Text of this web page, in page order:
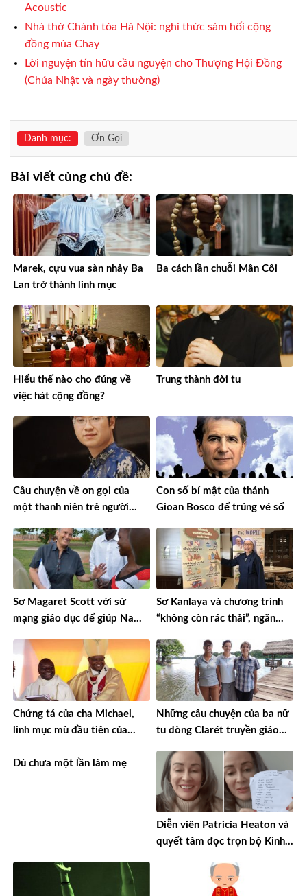
Acoustic
Nhà thờ Chánh tòa Hà Nội: nghi thức sám hối cộng
đồng mùa Chay
Lời nguyện tín hữu cầu nguyện cho Thượng Hội Đồng
(Chúa Nhật và ngày thường)
Danh mục: Ơn Gọi
Bài viết cùng chủ đề:
Marek, cựu vua sàn nhảy Ba
Lan trở thành linh mục
Ba cách lần chuỗi Mân Côi
Hiểu thế nào cho đúng về
việc hát cộng đồng?
Trung thành đời tu
Câu chuyện về ơn gọi của
một thanh niên trẻ người
Chartreux ở Thụy Sĩ
Con số bí mật của thánh
Gioan Bosco để trúng vé số
Sơ Magaret Scott với sứ
mạng giáo dục để giúp Nam
Sơ Kanlaya và chương trình
“không còn rác thải”, ngăn
Chứng tá của cha Michael,
linh mục mù đầu tiên của
Những câu chuyện của ba nữ
tu dòng Clarét truyền giáo
Dù chưa một lần làm mẹ
Diễn viên Patricia Heaton và
quyết tâm đọc trọn bộ Kinh